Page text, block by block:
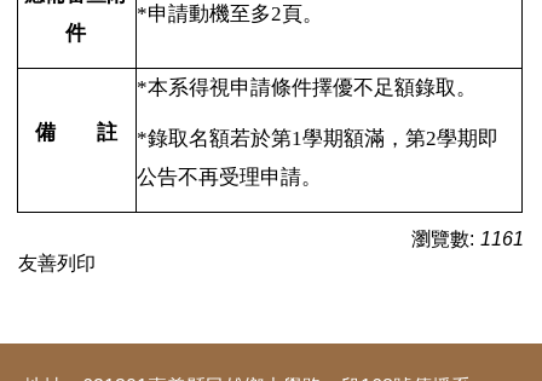
件
*申請動機至多2頁。
備 註
*本系得視申請條件擇優不足額錄取。
*錄取名額若於第1學期額滿，第2學期即
公告不再受理申請。
瀏覽數: 1161
友善列印